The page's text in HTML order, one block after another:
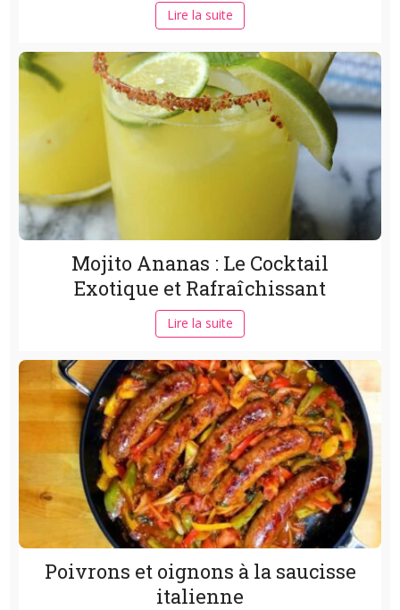
Lire la suite
Mojito Ananas : Le Cocktail
Exotique et Rafraîchissant
Lire la suite
Poivrons et oignons à la saucisse
italienne